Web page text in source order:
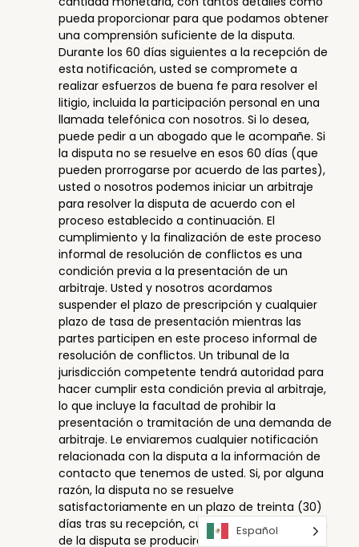
pueda proporcionar para que podamos obtener
una comprensión suficiente de la disputa.
Durante los 60 días siguientes a la recepción de
esta notificación, usted se compromete a
realizar esfuerzos de buena fe para resolver el
litigio, incluida la participación personal en una
llamada telefónica con nosotros. Si lo desea,
puede pedir a un abogado que le acompañe. Si
la disputa no se resuelve en esos 60 días (que
pueden prorrogarse por acuerdo de las partes),
usted o nosotros podemos iniciar un arbitraje
para resolver la disputa de acuerdo con el
proceso establecido a continuación. El
cumplimiento y la finalización de este proceso
informal de resolución de conflictos es una
condición previa a la presentación de un
arbitraje. Usted y nosotros acordamos
suspender el plazo de prescripción y cualquier
plazo de tasa de presentación mientras las
partes participen en este proceso informal de
resolución de conflictos. Un tribunal de la
jurisdicción competente tendrá autoridad para
hacer cumplir esta condición previa al arbitraje,
lo que incluye la facultad de prohibir la
presentación o tramitación de una demanda de
arbitraje. Le enviaremos cualquier notificación
relacionada con la disputa a la información de
contacto que tenemos de usted. Si, por alguna
razón, la disputa no se resuelve
satisfactoriamente en un plazo de treinta (30)
días tras su recepción, cualquier otra resolución
de la disputa se producirá de acuerdo con las
Español